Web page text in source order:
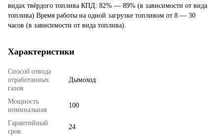
видах твёрдого топлива КПД: 82% ― 89% (в зависимости от вида
топлива) Время работы на одной загрузке топливом от 8 ― 30
часов (в зависимости от вида топлива).
Характеристики
Способ отвода
отработанных
газов
Дымоход
Мощность
номинальная
100
Гарантийный
срок
24